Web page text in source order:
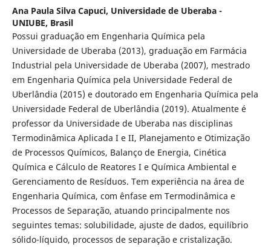
Ana Paula Silva Capuci, Universidade de Uberaba -
UNIUBE, Brasil
Possui graduação em Engenharia Química pela
Universidade de Uberaba (2013), graduação em Farmácia
Industrial pela Universidade de Uberaba (2007), mestrado
em Engenharia Química pela Universidade Federal de
Uberlândia (2015) e doutorado em Engenharia Química pela
Universidade Federal de Uberlândia (2019). Atualmente é
professor da Universidade de Uberaba nas disciplinas
Termodinâmica Aplicada I e II, Planejamento e Otimização
de Processos Químicos, Balanço de Energia, Cinética
Química e Cálculo de Reatores I e Química Ambiental e
Gerenciamento de Resíduos. Tem experiência na área de
Engenharia Química, com ênfase em Termodinâmica e
Processos de Separação, atuando principalmente nos
seguintes temas: solubilidade, ajuste de dados, equilíbrio
sólido-líquido, processos de separação e cristalização.